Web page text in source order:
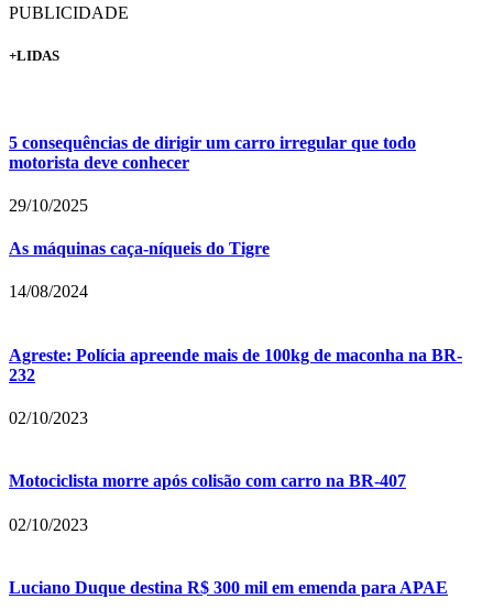
PUBLICIDADE
+LIDAS
5 consequências de dirigir um carro irregular que todo
motorista deve conhecer
29/10/2025
As máquinas caça-níqueis do Tigre
14/08/2024
Agreste: Polícia apreende mais de 100kg de maconha na BR-
232
02/10/2023
Motociclista morre após colisão com carro na BR-407
02/10/2023
Luciano Duque destina R$ 300 mil em emenda para APAE